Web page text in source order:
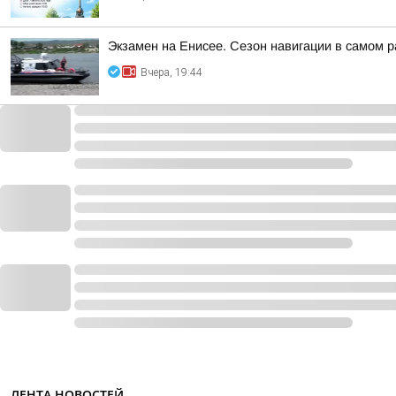
Экзамен на Енисее. Сезон навигации в самом
Вчера, 19:44